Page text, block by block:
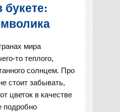
мира
то теплого,
солнцем. Про
стоит забывать,
цветок в качестве
подробно